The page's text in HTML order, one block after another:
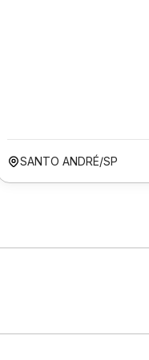
SANTO ANDRÉ/SP